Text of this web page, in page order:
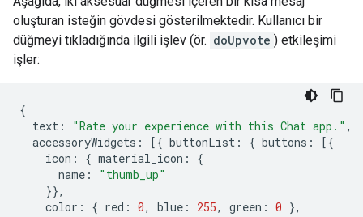
oluşturan isteğin gövdesi gösterilmektedir. Kullanıcı bir
düğmeyi tıkladığında ilgili işlev (ör. doUpvote ) etkileşimi
işler:
{
text : "Rate your experience with this Chat app." ,
accessoryWidgets : [{ buttonList : { buttons :
[{
icon : { material_icon :
{
name :
"thumb_up"
}},
color : { red : 0, blue : 255, green : 0 },